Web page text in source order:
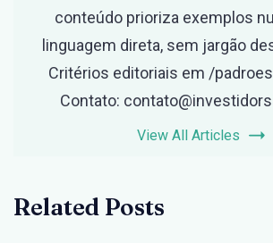
conteúdo prioriza exemplos
linguagem direta, sem jargão
Critérios editoriais em /
Contato:
View All Articles
Related Posts